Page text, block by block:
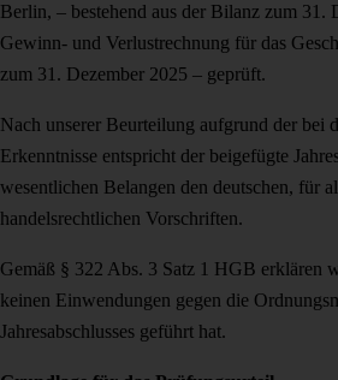
Berlin, – beste­hend aus der Bilanz zum 31.
Gewinn- und Verlustrechnung für das
zum 31. Dezember 2025 – geprüft.
Nach unserer Beurteilung aufgrund der bei
Erkenntnisse entspricht der beigefügte
wesentlichen Belangen den deut­schen, für
handelsrechtlichen Vorschriften.
Gemäß § 322 Abs. 3 Satz 1 HGB erklären
keinen Ein­wendungen gegen die
Jahresabschlusses geführt hat.